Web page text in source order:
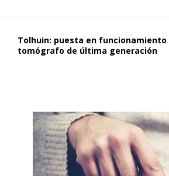
Tolhuin: puesta en funcionamiento
tomógrafo de última generación